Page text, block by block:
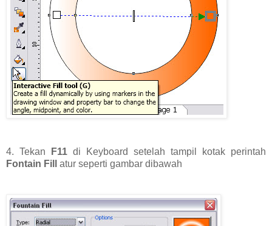
4. Tekan F11 di Keyboard setelah tampil kotak perintah
Fontain Fill atur seperti gambar dibawah